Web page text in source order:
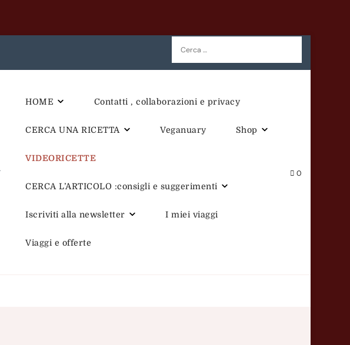
Ricerca
per:
HOME Contatti , collaborazioni e privacy
CERCA UNA RICETTA Veganuary Shop
VIDEORICETTE
CERCA L’ARTICOLO :consigli e suggerimenti
Iscriviti alla newsletter I miei viaggi
Viaggi e offerte
0